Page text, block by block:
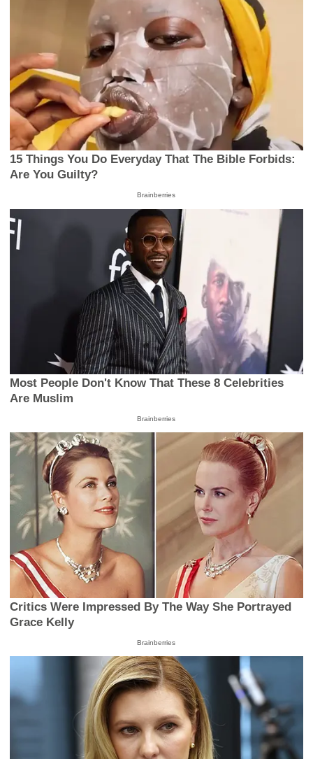
15 Things You Do Everyday That The Bible Forbids:
Are You Guilty?
Brainberries
Most People Don't Know That These 8 Celebrities
Are Muslim
Brainberries
Critics Were Impressed By The Way She Portrayed
Grace Kelly
Brainberries